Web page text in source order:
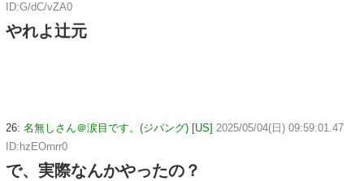
ID:G/dC/vZA0
やれよ辻元
26: 名無しさん＠涙目です。(ジパング) [US] 2025/05/04(日) 09:59:01.47
ID:hzEOrnrr0
で、実際なんかやったの？